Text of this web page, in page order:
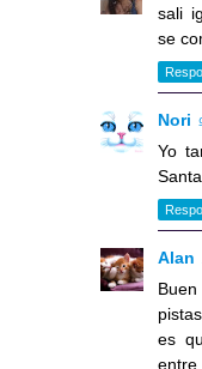
sali
se
Nori
Yo
Alan
es